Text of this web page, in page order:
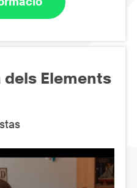
dels Elements